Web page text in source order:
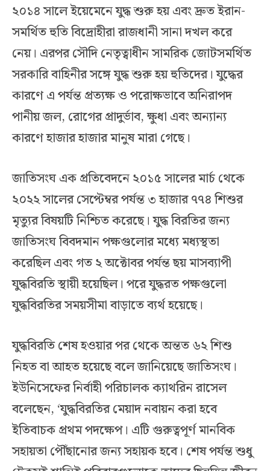
২০১৪ সালে ইয়েমেনে যুদ্ধ শুরু হয় এবং দ্রুত ইরান-
সমর্থিত হুতি বিদ্রোহীরা রাজধানী সানা দখল করে
নেয়। এরপর সৌদি নেতৃত্বাধীন সামরিক জোটসমর্থিত
সরকারি বাহিনীর সঙ্গে যুদ্ধ শুরু হয় হুতিদের। যুদ্ধের
কারণে এ পর্যন্ত প্রত্যক্ষ ও পরোক্ষভাবে অনিরাপদ
পানীয় জল, রোগের প্রাদুর্ভাব, ক্ষুধা এবং অন্যান্য
কারণে হাজার হাজার মানুষ মারা গেছে।
জাতিসংঘ এক প্রতিবেদনে ২০১৫ সালের মার্চ থেকে
২০২২ সালের সেপ্টেম্বর পর্যন্ত ৩ হাজার ৭৭৪ শিশুর
মৃত্যুর বিষয়টি নিশ্চিত করেছে। যুদ্ধ বিরতির জন্য
জাতিসংঘ বিবদমান পক্ষগুলোর মধ্যে মধ্যস্থতা
করেছিল এবং গত ২ অক্টোবর পর্যন্ত ছয় মাসব্যাপী
যুদ্ধবিরতি স্থায়ী হয়েছিল। পরে যুদ্ধরত পক্ষগুলো
যুদ্ধবিরতির সময়সীমা বাড়াতে ব্যর্থ হয়েছে।
যুদ্ধবিরতি শেষ হওয়ার পর থেকে অন্তত ৬২ শিশু
নিহত বা আহত হয়েছে বলে জানিয়েছে জাতিসংঘ।
ইউনিসেফের নির্বাহী পরিচালক ক্যাথরিন রাসেল
বলেছেন, ‘যুদ্ধবিরতির মেয়াদ নবায়ন করা হবে
ইতিবাচক প্রথম পদক্ষেপ। এটি গুরুত্বপূর্ণ মানবিক
সহায়তা পৌঁছানোর জন্য সহায়ক হবে। শেষ পর্যন্ত শুধু